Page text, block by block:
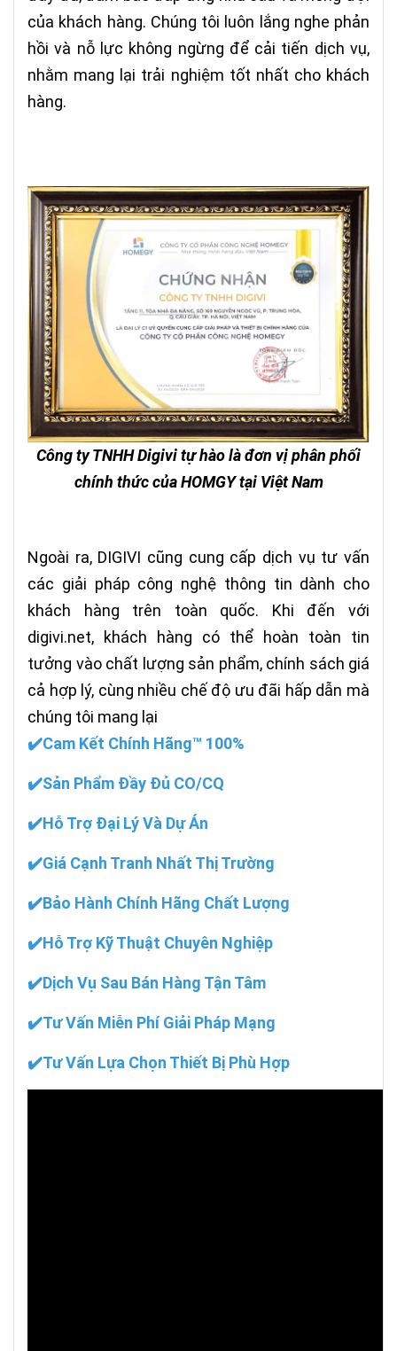
của khách hàng. Chúng tôi luôn lắng nghe phản
hồi và nỗ lực không ngừng để cải tiến dịch vụ,
nhằm mang lại trải nghiệm tốt nhất cho khách
hàng.
Công ty TNHH Digivi tự hào là đơn vị phân phối
chính thức của HOMGY tại Việt Nam
Ngoài ra, DIGIVI cũng cung cấp dịch vụ tư vấn
các giải pháp công nghệ thông tin dành cho
khách hàng trên toàn quốc. Khi đến với
digivi.net, khách hàng có thể hoàn toàn tin
tưởng vào chất lượng sản phẩm, chính sách giá
cả hợp lý, cùng nhiều chế độ ưu đãi hấp dẫn mà
chúng tôi mang lại
✔️Cam Kết Chính Hãng™ 100%
✔️Sản Phẩm Đầy Đủ CO/CQ
✔️Hỗ Trợ Đại Lý Và Dự Án
✔️Giá Cạnh Tranh Nhất Thị Trường
✔️Bảo Hành Chính Hãng Chất Lượng
✔️Hỗ Trợ Kỹ Thuật Chuyên Nghiệp
✔️Dịch Vụ Sau Bán Hàng Tận Tâm
✔️Tư Vấn Miễn Phí Giải Pháp Mạng
✔️Tư Vấn Lựa Chọn Thiết Bị Phù Hợp